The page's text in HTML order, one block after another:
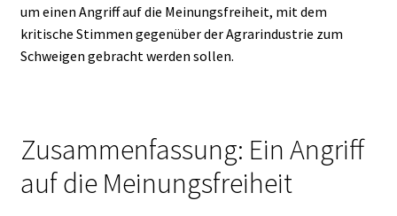
um einen Angriff auf die Meinungsfreiheit, mit dem
kritische Stimmen gegenüber der Agrarindustrie zum
Schweigen gebracht werden sollen.
Zusammenfassung: Ein Angriff
auf die Meinungsfreiheit